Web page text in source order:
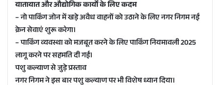
यातायात और औद्योगिक कार्यों के लिए कदम
– नो पार्किंग जोन में खड़े अवैध वाहनों को उठाने के लिए नगर निगम नई
क्रेन सेवाएं शुरू करेगा।
– पार्किंग व्यवस्था को मजबूत करने के लिए पार्किंग नियमावली 2025
लागू करने पर सहमति दी गई।
पशु कल्याण से जुड़े प्रस्ताव
नगर निगम ने इस बार पशु कल्याण पर भी विशेष ध्यान दिया।